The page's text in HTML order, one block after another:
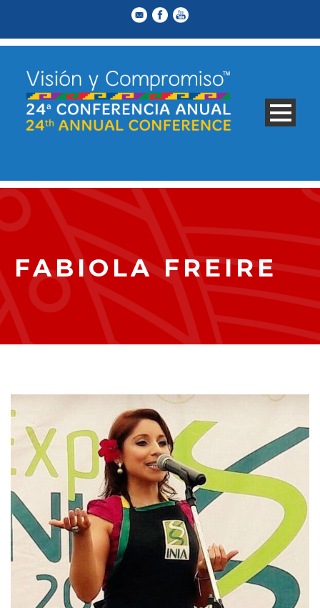
FABIOLA FREIRE